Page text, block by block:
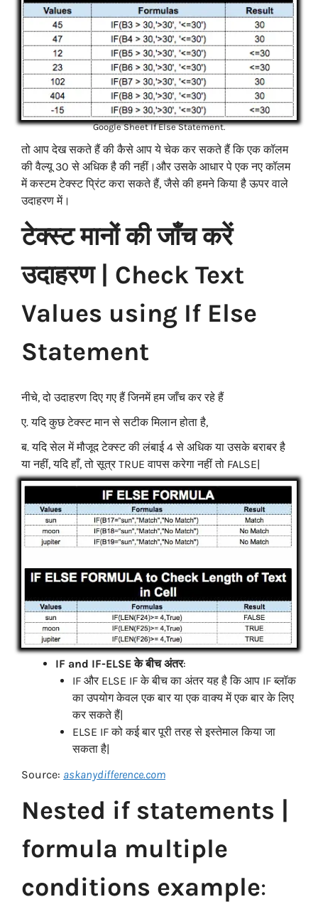
Google Sheet If Else Statement.
तो आप देख सकते हैं की कैसे आप ये चेक कर सकते हैं कि एक कॉलम
की वैल्यू 30 से अधिक है की नहीं।और उसके आधार पे एक नए कॉलम
में कस्टम टेक्स्ट प्रिंट करा सकते हैं, जैसे की हमने किया है ऊपर वाले
उदाहरण में।
टेक्स्ट मानों की जाँच करें
उदाहरण | Check Text
Values using If Else
Statement
नीचे, दो उदाहरण दिए गए हैं जिनमें हम जाँच कर रहे हैं
ए. यदि कुछ टेक्स्ट मान से सटीक मिलान होता है,
ब. यदि सेल में मौजूद टेक्स्ट की लंबाई 4 से अधिक या उसके बराबर है
या नहीं, यदि हाँ, तो सूत्र TRUE वापस करेगा नहीं तो FALSE|
IF and IF-ELSE के बीच अंतर:
IF और ELSE IF के बीच का अंतर यह है कि आप IF ब्लॉक
का उपयोग केवल एक बार या एक वाक्य में एक बार के लिए
कर सकते हैं|
ELSE IF को कई बार पूरी तरह से इस्तेमाल किया जा
सकता है|
Source: askanydifference.com
Nested if statements |
formula multiple
conditions example: